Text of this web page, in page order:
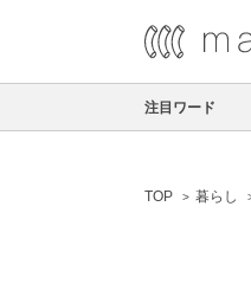
注目ワード
TOP 暮らし